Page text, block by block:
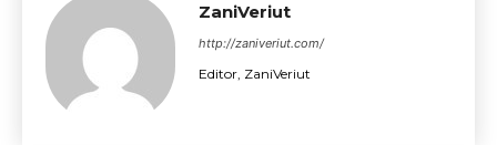
ZaniVeriut
http://zaniveriut.com/
Editor, ZaniVeriut